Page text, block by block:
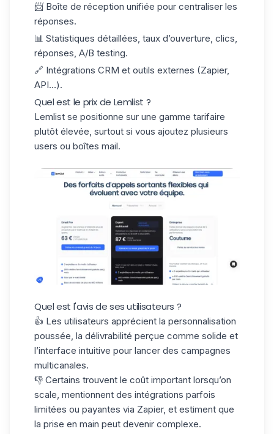
📨 Boîte de réception unifiée pour centraliser les
réponses.
📊 Statistiques détaillées, taux d’ouverture, clics,
réponses, A/B testing.
🔗 Intégrations CRM et outils externes (Zapier,
API…).
Quel est le prix de Lemlist ?
Lemlist se positionne sur une gamme tarifaire
plutôt élevée, surtout si vous ajoutez plusieurs
users ou boîtes mail.
Quel est l'avis de ses utilisateurs ?
👍 Les utilisateurs apprécient la personnalisation
poussée, la délivrabilité perçue comme solide et
l’interface intuitive pour lancer des campagnes
multicanales.
👎 Certains trouvent le coût important lorsqu’on
scale, mentionnent des intégrations parfois
limitées ou payantes via Zapier, et estiment que
la prise en main peut devenir complexe.